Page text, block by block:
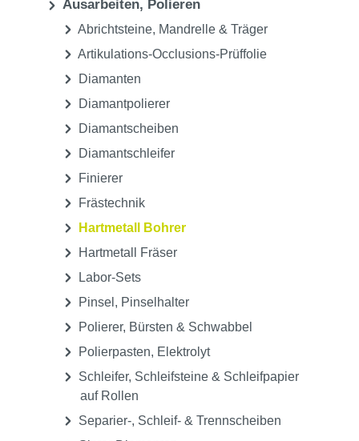
Ausarbeiten, Polieren
Abrichtsteine, Mandrelle & Träger
Artikulations-Occlusions-Prüffolie
Diamanten
Diamantpolierer
Diamantscheiben
Diamantschleifer
Finierer
Frästechnik
Hartmetall Bohrer
Hartmetall Fräser
Labor-Sets
Pinsel, Pinselhalter
Polierer, Bürsten & Schwabbel
Polierpasten, Elektrolyt
Schleifer, Schleifsteine & Schleifpapier
auf Rollen
Separier-, Schleif- & Trennscheiben